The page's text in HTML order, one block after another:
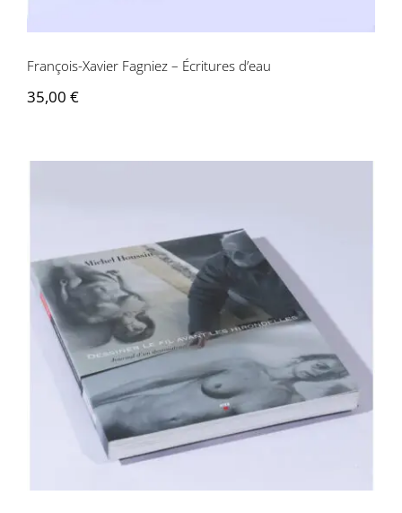
François-Xavier Fagniez – Écritures d’eau
35,00 €
Michel Houssin – Dessiner le fil avant les
hirondelles, journal d’un dessinateur